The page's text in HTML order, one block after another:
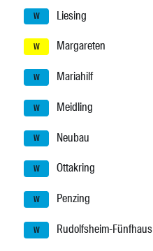
W Liesing
W Margareten
W Mariahilf
W Meidling
W Neubau
W Ottakring
W Penzing
W Rudolfsheim-Fünfhaus